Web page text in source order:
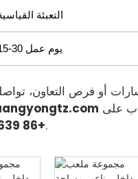
التعبئة
15-30 يوم عمل
أو فرص التعاون،
على
+86 18027277639.